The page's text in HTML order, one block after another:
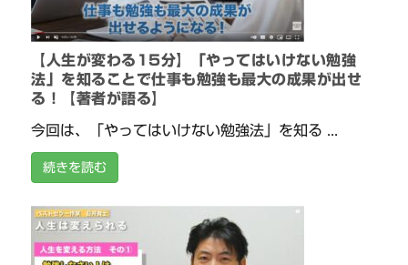
【人生が変わる15分】「やってはいけない勉強
法」を知ることで仕事も勉強も最大の成果が出せ
る！【著者が語る】
今回は、「やってはいけない勉強法」を知る ...
続きを読む